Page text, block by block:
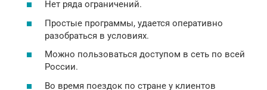
Нет ряда ограничений.
Простые программы, удается оперативно
разобраться в условиях.
Можно пользоваться доступом в сеть по всей
России.
Во время поездок по стране у клиентов